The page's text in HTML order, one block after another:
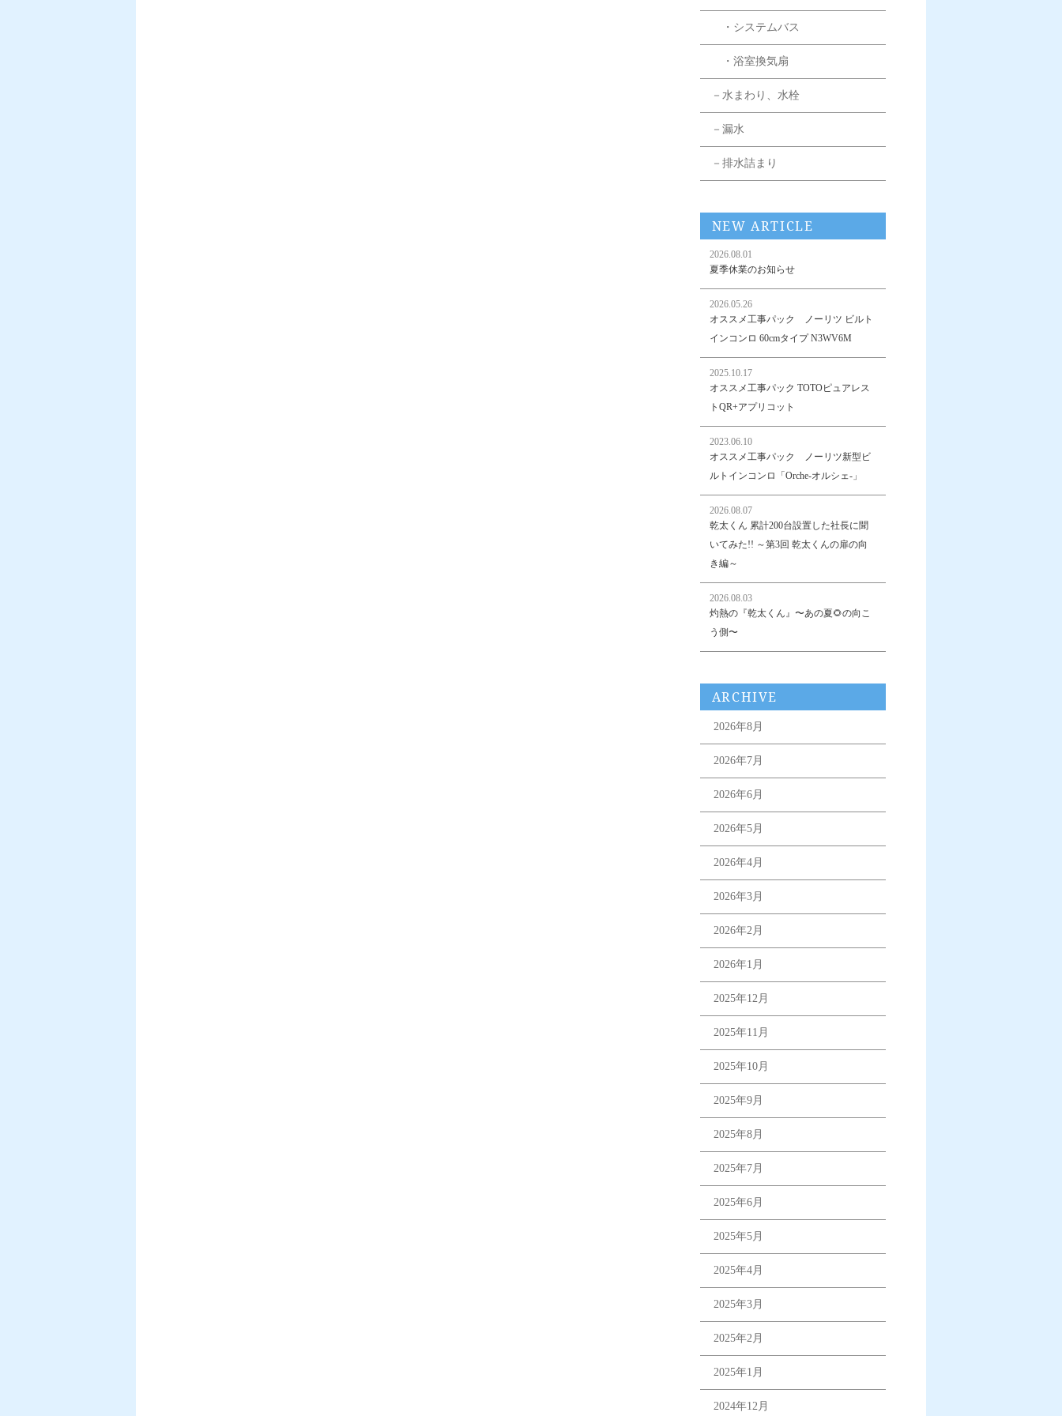
・システムバス
・浴室換気扇
－水まわり、水栓
－漏水
－排水詰まり
NEW ARTICLE
2026.08.01
夏季休業のお知らせ
2026.05.26
オススメ工事パック ノーリツ ビルト
インコンロ 60cmタイプ N3WV6M
2025.10.17
オススメ工事パック TOTOピュアレス
トQR+アプリコット
2023.06.10
オススメ工事パック ノーリツ新型ビ
ルトインコンロ「Orche-オルシェ-」
2026.08.07
乾太くん 累計200台設置した社長に聞
いてみた!! ～第3回 乾太くんの扉の向
き編～
2026.08.03
灼熱の『乾太くん』〜あの夏🌻の向こ
う側〜
ARCHIVE
2026年8月
2026年7月
2026年6月
2026年5月
2026年4月
2026年3月
2026年2月
2026年1月
2025年12月
2025年11月
2025年10月
2025年9月
2025年8月
2025年7月
2025年6月
2025年5月
2025年4月
2025年3月
2025年2月
2025年1月
2024年12月